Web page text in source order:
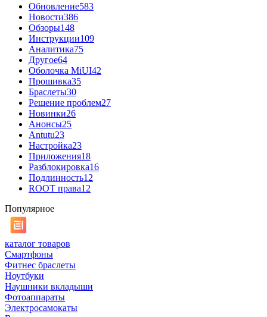
Обновление583
Новости386
Обзоры148
Инструкции109
Аналитика75
Другое64
Оболочка MiUI42
Прошивка35
Браслеты30
Решение проблем27
Новинки26
Анонсы25
Antutu23
Настройка23
Приложения18
Разблокировка16
Подлинность12
ROOT права12
Популярное
каталог товаров
Смартфоны
Фитнес браслеты
Ноутбуки
Наушники вкладыши
Фотоаппараты
Электросамокаты